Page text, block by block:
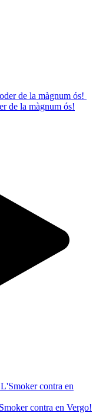
de la màgnum ós!
contra en Vergo!